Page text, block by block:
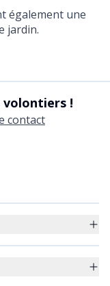
également une
jardin.
volontiers !
contact